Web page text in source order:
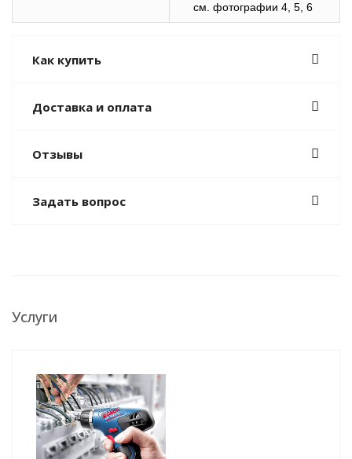
см. фотографии 4, 5, 6
Как купить
Доставка и оплата
Отзывы
Задать вопрос
Услуги